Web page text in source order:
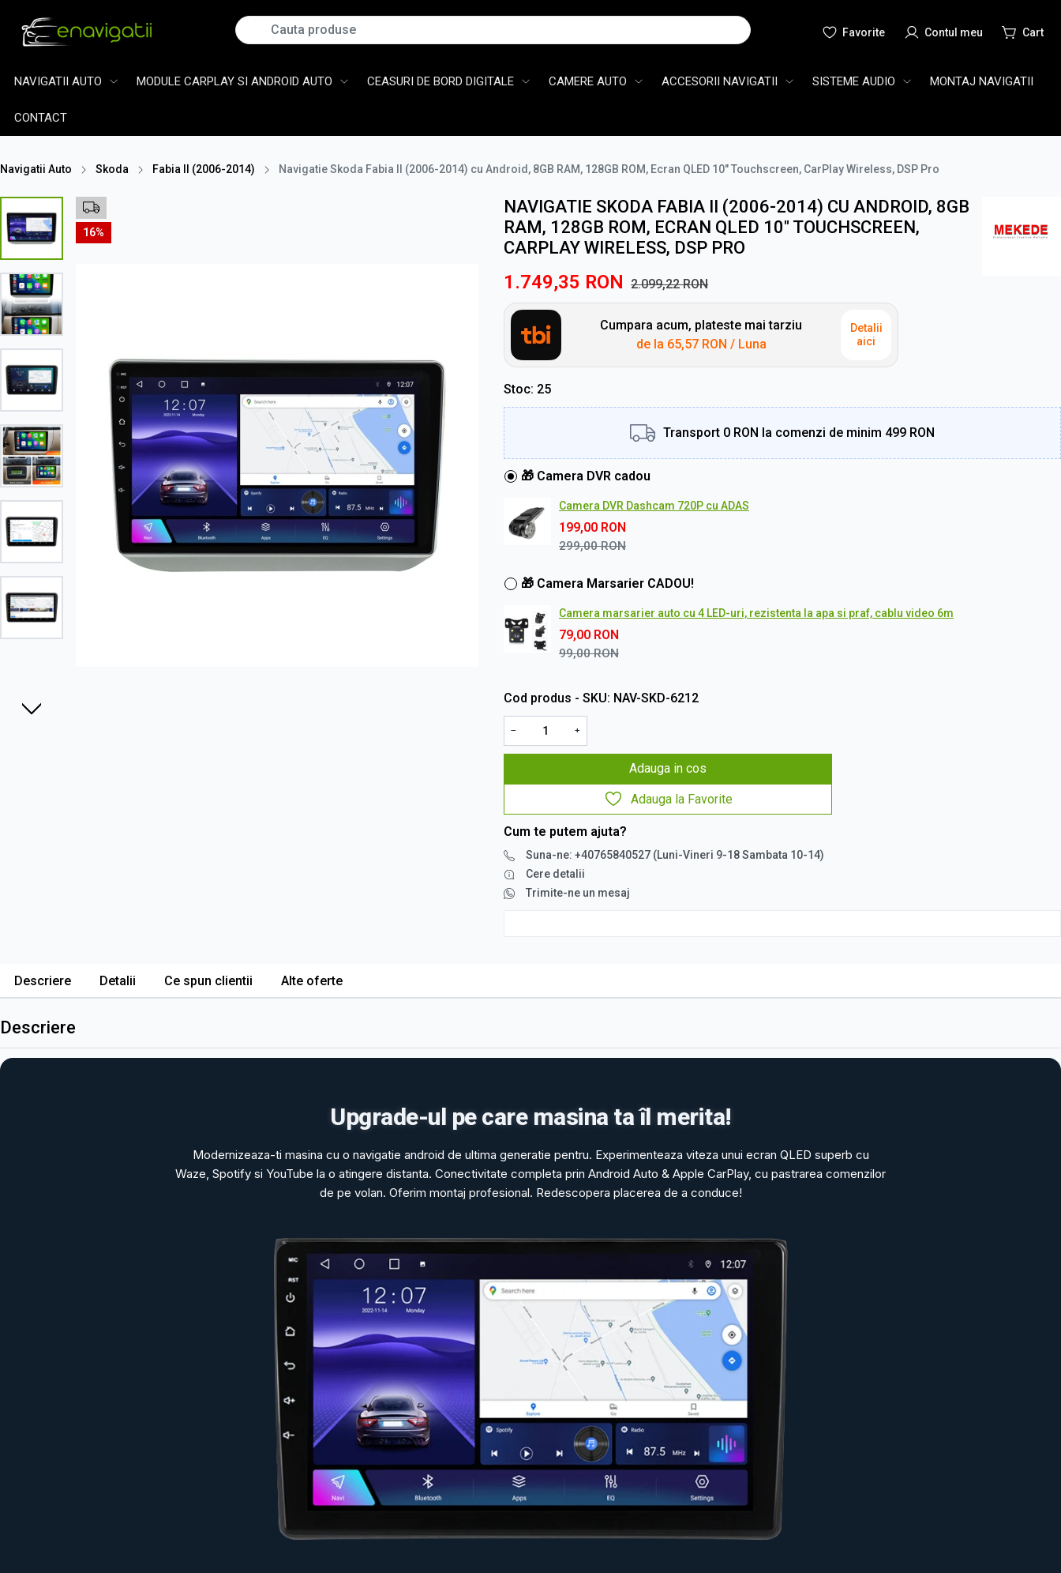
Cauta
NAVIGATII AUTO MODULE CARPLAY SI ANDROID AUTO CEASURI DE BORD DIGITALE CAMERE AUTO ACCESORII NAVIGATII SISTEME AUDIO MONTAJ NAVIGATII
CONTACT
Navigatii Auto Skoda Fabia II (2006-2014) Navigatie Skoda Fabia II (2006-2014) cu Android, 8GB RAM, 128GB ROM, Ecran QLED 10" Touchscreen, CarPlay Wireless, DSP Pro
16%
NAVIGATIE SKODA FABIA II (2006-2014) CU ANDROID, 8GB
RAM, 128GB ROM, ECRAN QLED 10" TOUCHSCREEN,
CARPLAY WIRELESS, DSP PRO
1.749,35 RON 2.099,22RON
Cumpara acum, plateste mai tarziu
de la 65,57 RON / Luna
Detalii
aici
Stoc 25
Transport 0 RON la comenzi de minim 499 RON
🎁 Camera DVR cadou
Camera DVR Dashcam 720P cu ADAS
199,00 RON
299,00RON
🎁 Camera Marsarier CADOU!
Camera marsarier auto cu 4 LED-uri, rezistenta la apa si praf, cablu video 6m
79,00 RON
99,00RON
Cod produs - SKU NAV-SKD-6212
− +
Adauga in cos
Adauga la Favorite
Cum te putem ajuta?
Suna-ne: +40765840527 (Luni-Vineri 9-18 Sambata 10-14)
Cere detalii
Trimite-ne un mesaj
Descriere Detalii Ce spun clientii Alte oferte
Descriere
Upgrade-ul pe care masina ta îl merita!
Modernizeaza-ti masina cu o navigatie android de ultima generatie pentru. Experimenteaza viteza unui ecran QLED superb cu
Waze, Spotify si YouTube la o atingere distanta. Conectivitate completa prin Android Auto & Apple CarPlay, cu pastrarea comenzilor
de pe volan. Oferim montaj profesional. Redescopera placerea de a conduce!